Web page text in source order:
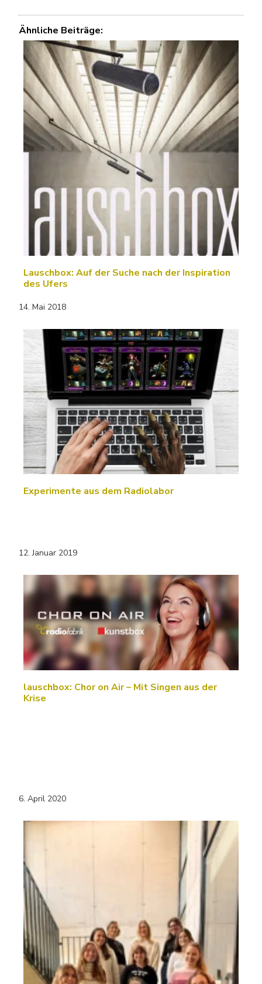
Ähnliche Beiträge:
Lauschbox: Auf der Suche nach der Inspiration
des Ufers
14. Mai 2018
Experimente aus dem Radiolabor
12. Januar 2019
lauschbox: Chor on Air – Mit Singen aus der
Krise
6. April 2020